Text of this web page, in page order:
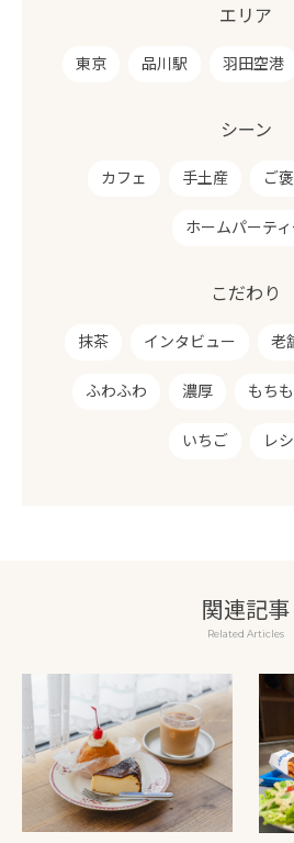
エリア
東京 品川駅 羽田空港
シーン
カフェ 手土産 ご
ホームパーテ
こだわり
抹茶 インタビュー 老
ふわふわ 濃厚 もち
いちご レ
関連記事
Related Articles